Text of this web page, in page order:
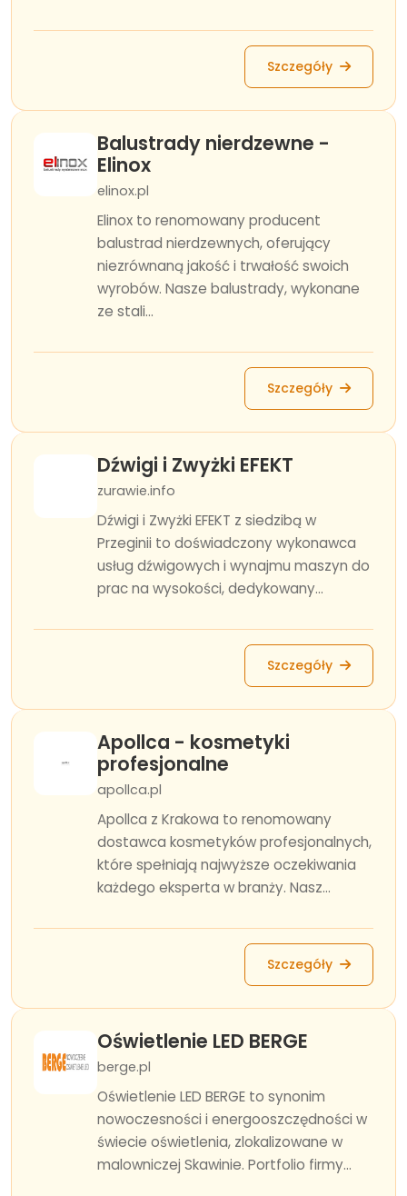
Szczegóły
Balustrady nierdzewne -
Elinox
elinox.pl
Elinox to renomowany producent
balustrad nierdzewnych, oferujący
niezrównaną jakość i trwałość swoich
wyrobów. Nasze balustrady, wykonane
ze stali...
Szczegóły
Dźwigi i Zwyżki EFEKT
zurawie.info
Dźwigi i Zwyżki EFEKT z siedzibą w
Przeginii to doświadczony wykonawca
usług dźwigowych i wynajmu maszyn do
prac na wysokości, dedykowany...
Szczegóły
Apollca - kosmetyki
profesjonalne
apollca.pl
Apollca z Krakowa to renomowany
dostawca kosmetyków profesjonalnych,
które spełniają najwyższe oczekiwania
każdego eksperta w branży. Nasz...
Szczegóły
Oświetlenie LED BERGE
berge.pl
Oświetlenie LED BERGE to synonim
nowoczesności i energooszczędności w
świecie oświetlenia, zlokalizowane w
malowniczej Skawinie. Portfolio firmy...